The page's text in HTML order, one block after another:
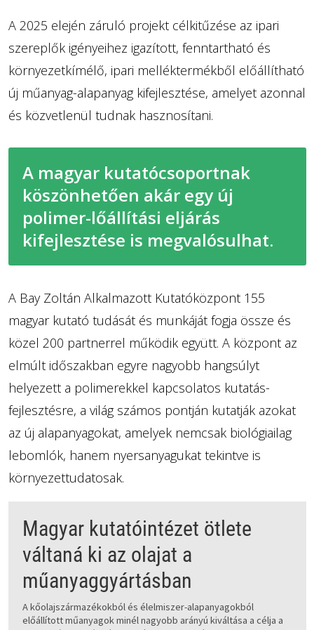
A 2025 elején záruló projekt célkitűzése az ipari
szereplők igényeihez igazított, fenntartható és
környezetkímélő, ipari melléktermékből előállítható
új műanyag-alapanyag kifejlesztése, amelyet azonnal
és közvetlenül tudnak hasznosítani.
A magyar kutatócsoportnak
köszönhetően akár egy új
polimer-lőállítási eljárás
kifejlesztése is megvalósulhat.
A Bay Zoltán Alkalmazott Kutatóközpont 155
magyar kutató tudását és munkáját fogja össze és
közel 200 partnerrel működik együtt. A központ az
elmúlt időszakban egyre nagyobb hangsúlyt
helyezett a polimerekkel kapcsolatos kutatás-
fejlesztésre, a világ számos pontján kutatják azokat
az új alapanyagokat, amelyek nemcsak biológiailag
lebomlók, hanem nyersanyagukat tekintve is
környezettudatosak.
Magyar kutatóintézet ötlete
váltaná ki az olajat a
műanyaggyártásban
A kőolajszármazékokból és élelmiszer-alapanyagokból
előállított műanyagok minél nagyobb arányú kiváltása a célja a